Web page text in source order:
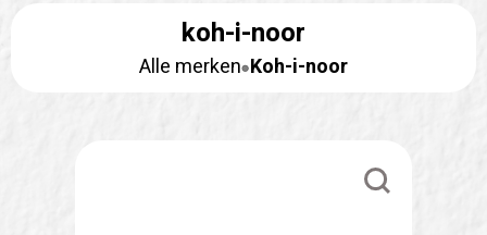
koh-i-noor
Alle merken Koh-i-noor